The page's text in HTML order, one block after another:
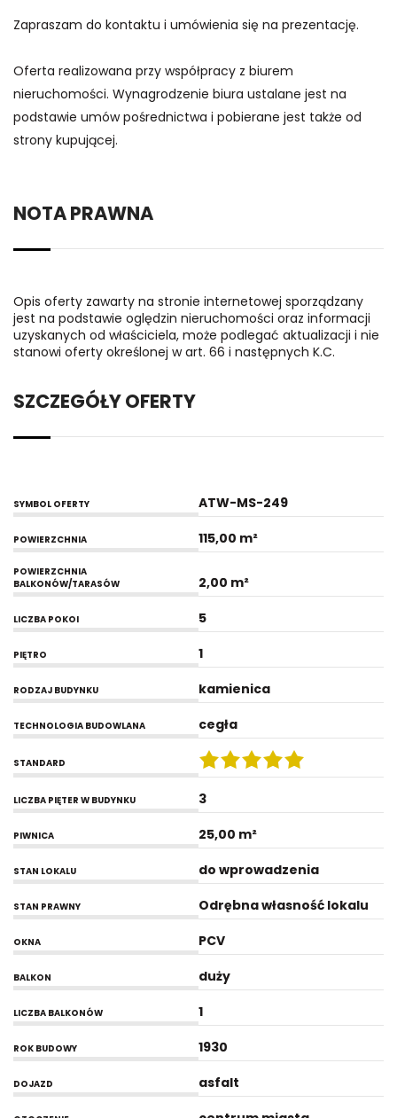
Zapraszam do kontaktu i umówienia się na prezentację.
Oferta realizowana przy współpracy z biurem
nieruchomości. Wynagrodzenie biura ustalane jest na
podstawie umów pośrednictwa i pobierane jest także od
strony kupującej.
NOTA PRAWNA
Opis oferty zawarty na stronie internetowej sporządzany
jest na podstawie oględzin nieruchomości oraz informacji
uzyskanych od właściciela, może podlegać aktualizacji i nie
stanowi oferty określonej w art. 66 i następnych K.C.
SZCZEGÓŁY OFERTY
SYMBOL OFERTY ATW-MS-249
POWIERZCHNIA 115,00 m²
POWIERZCHNIA
BALKONÓW/TARASÓW
2,00 m²
LICZBA POKOI 5
PIĘTRO 1
RODZAJ BUDYNKU kamienica
TECHNOLOGIA BUDOWLANA cegła
STANDARD
LICZBA PIĘTER W BUDYNKU 3
PIWNICA 25,00 m²
STAN LOKALU do wprowadzenia
STAN PRAWNY Odrębna własność lokalu
OKNA PCV
BALKON duży
LICZBA BALKONÓW 1
ROK BUDOWY 1930
DOJAZD asfalt